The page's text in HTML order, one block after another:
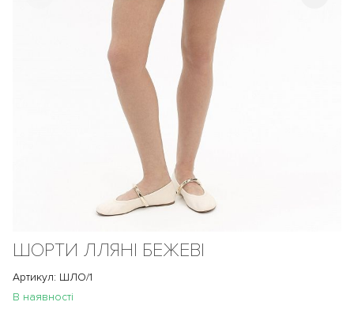
ШОРТИ ЛЛЯНІ БЕЖЕВІ
Артикул: ШЛО/1
В наявності